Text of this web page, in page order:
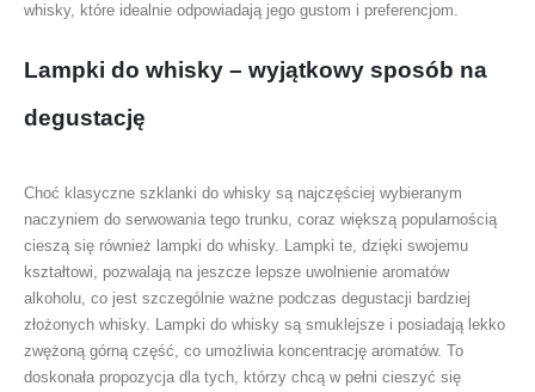
whisky, które idealnie odpowiadają jego gustom i preferencjom.
Lampki do whisky – wyjątkowy sposób na
degustację
Choć klasyczne szklanki do whisky są najczęściej wybieranym
naczyniem do serwowania tego trunku, coraz większą popularnością
cieszą się również lampki do whisky. Lampki te, dzięki swojemu
kształtowi, pozwalają na jeszcze lepsze uwolnienie aromatów
alkoholu, co jest szczególnie ważne podczas degustacji bardziej
złożonych whisky. Lampki do whisky są smuklejsze i posiadają lekko
zwężoną górną część, co umożliwia koncentrację aromatów. To
doskonała propozycja dla tych, którzy chcą w pełni cieszyć się